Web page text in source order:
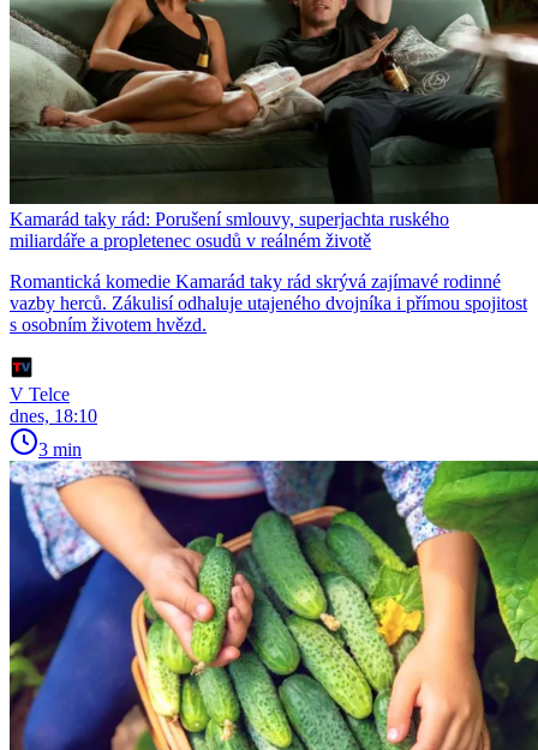
Kamarád taky rád: Porušení smlouvy, superjachta ruského
miliardáře a propletenec osudů v reálném životě
Romantická komedie Kamarád taky rád skrývá zajímavé rodinné
vazby herců. Zákulisí odhaluje utajeného dvojníka i přímou spojitost
s osobním životem hvězd.
V Telce
dnes, 18:10
3 min